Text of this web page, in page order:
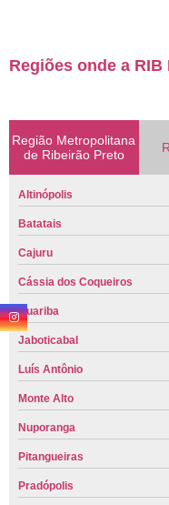
Regiões onde a RIB
Região Metropolitana
de Ribeirão Preto
Altinópolis
Batatais
Cajuru
Cássia dos Coqueiros
Guariba
Jaboticabal
Luís Antônio
Monte Alto
Nuporanga
Pitangueiras
Pradópolis